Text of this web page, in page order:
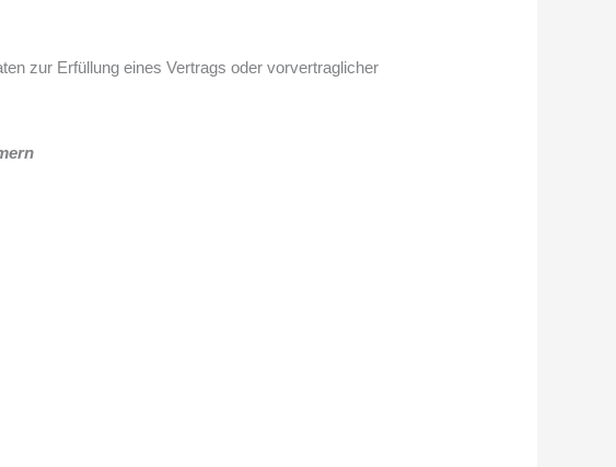
zur Erfüllung eines Vertrags oder vorvertraglicher